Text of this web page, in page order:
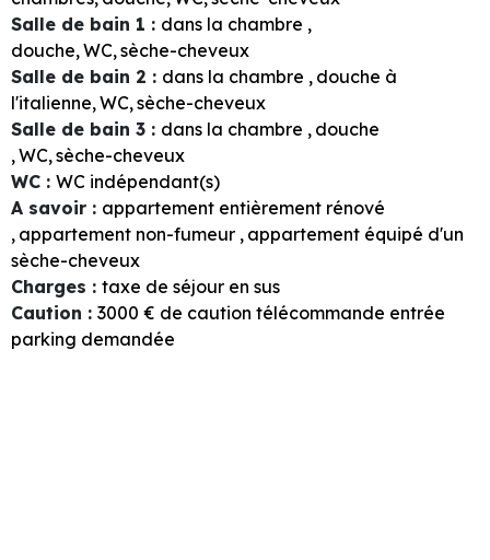
Salle de bain 1 : dans la chambre
douche WC sèche-cheveux
Salle de bain 2 : dans la chambre
douche à
l'italienne WC sèche-cheveux
Salle de bain 3 : dans la chambre
douche
WC sèche-cheveux
WC : WC indépendant(s)
A savoir : appartement entièrement rénové
appartement non-fumeur appartement équipé d'un
sèche-cheveux
Charges : taxe de séjour en sus
Caution : 3000 € de caution télécommande entrée
parking demandée